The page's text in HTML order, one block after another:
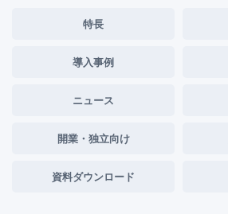
特長
導入事例
ニュース
開業・独立向け
資料ダウンロード